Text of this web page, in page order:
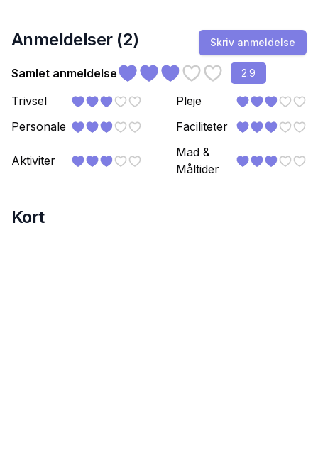
Anmeldelser (2) Skriv anmeldelse
Samlet anmeldelse 2.9
Trivsel
Pleje
Personale
Faciliteter
Aktiviter
Mad &
Måltider
Kort